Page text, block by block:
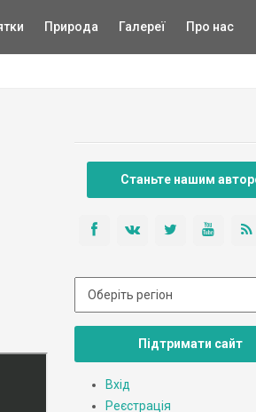
Природа Галереї Про нас
Станьте нашим
Підтримати сайт
Вхід
Реєстрація